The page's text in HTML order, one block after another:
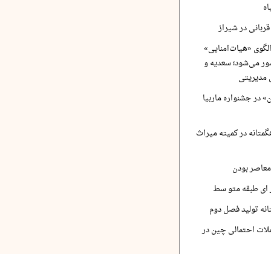
در شیراز
«هیات‌امنایی»
می‌شود؛ سعدیه و
مدیریتی
در جشنواره ماربیا
در کمیته میراث
بودن
ای طبقه متو سط
تولید فصل دوم
احتمالی چین در